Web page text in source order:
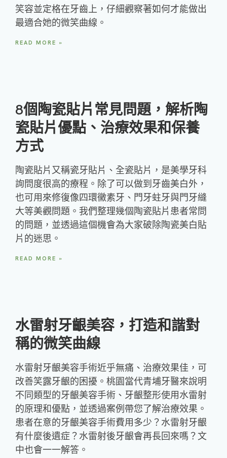
笑容並定格在牙齒上，仔細觀察著如何才能做出
最適合她的微笑曲線。
READ MORE »
8個陶瓷貼片常見問題，解析陶
瓷貼片優點、治療效果和保養
方式
陶瓷貼片又稱瓷牙貼片、全瓷貼片，是美學牙科
詢問度很高的療程。除了可以做到牙齒美白外，
也可用來修復像四環黴素牙、門牙蛀牙與門牙縫
大等美觀問題。我們整理幾個陶瓷貼片患者常問
的問題，並透過這個機會為大家破除陶瓷美白貼
片的迷思。
READ MORE »
水雷射牙齦美容，打造和諧對
稱的微笑曲線
水雷射牙齦美容手術近乎無痛、治療效果佳，可
改善笑露牙齦的困擾。桃園當代青埔牙醫來說明
不同類型的牙齦美容手術、牙齦整形使用水雷射
的原理和優點，並透過案例帶您了解治療效果。
患者在意的牙齦美容手術費用多少？水雷射牙齦
有什麼後遺症？水雷射後牙齦會再長回來嗎？文
中也會一一解答。